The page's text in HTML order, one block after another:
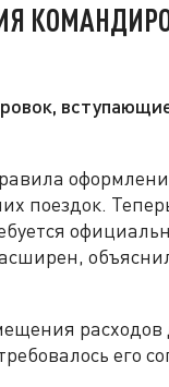
поездок.
расходов
его